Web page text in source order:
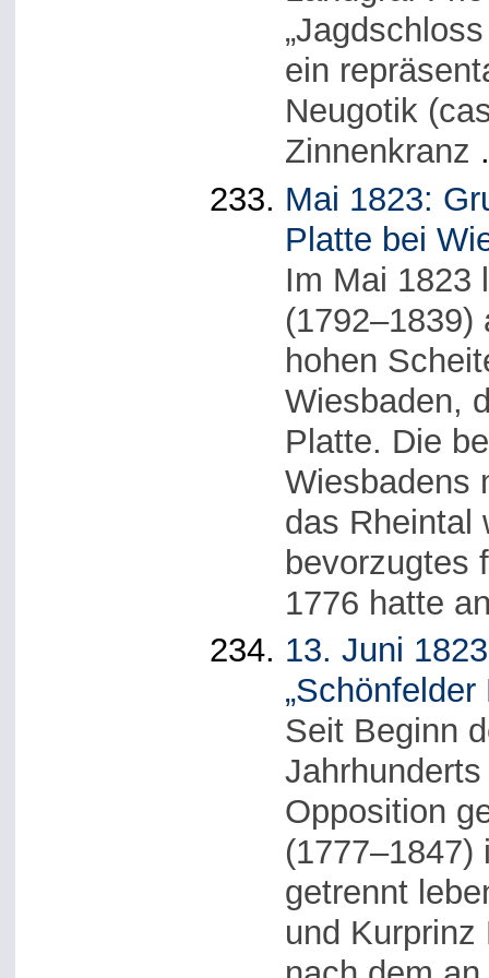
ein
Neugotik
Zinnenkranz
Mai 1823:
Platte bei
Im Mai 1823
(1792–1839)
hohen
Wiesbaden,
Platte. Die
Wiesbadens
das Rheintal
bevorzugtes
1776 hatte
13. Juni
Seit Beginn
Opposition
getrennt
und Kurprinz